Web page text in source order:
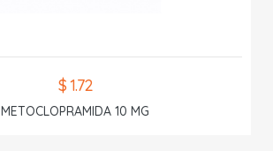
$ 1.72
METOCLOPRAMIDA 10 MG